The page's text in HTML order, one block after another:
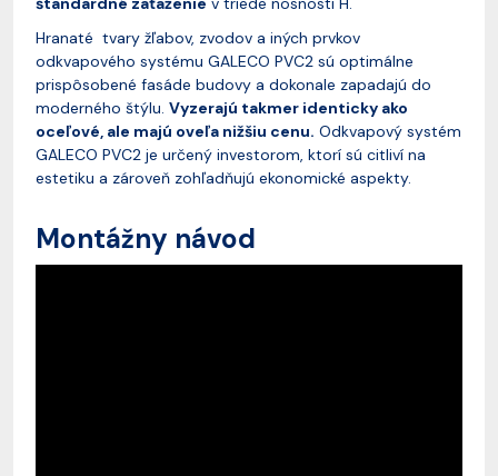
Hranaté tvary žľabov, zvodov a iných prvkov
odkvapového systému GALECO PVC2 sú optimálne
prispôsobené fasáde budovy a dokonale zapadajú do
moderného štýlu. Vyzerajú takmer identicky ako
oceľové, ale majú oveľa nižšiu cenu. Odkvapový systém
GALECO PVC2 je určený investorom, ktorí sú citliví na
estetiku a zároveň zohľadňujú ekonomické aspekty.
Montážny návod